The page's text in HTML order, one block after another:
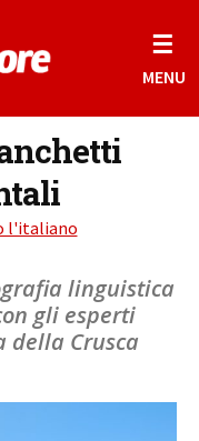
☰
MENU
l'italiano
linguistica
gli esperti
Crusca